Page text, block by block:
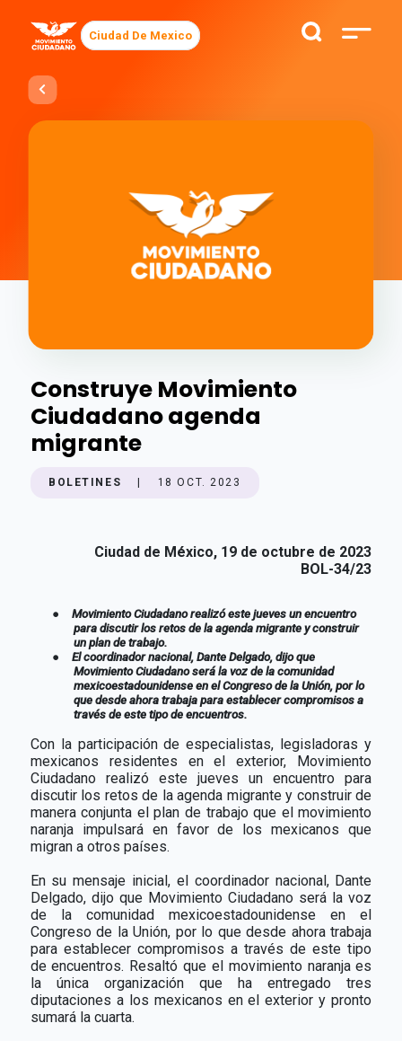
Ciudad De Mexico
Construye Movimiento
Ciudadano agenda
migrante
BOLETINES 18 OCT. 2023
Ciudad de México, 19 de octubre de 2023
BOL-34/23
●
Movimiento Ciudadano realizó este jueves un encuentro
para discutir los retos de la agenda migrante y construir
un plan de trabajo.
●
El coordinador nacional, Dante Delgado, dijo que
Movimiento Ciudadano será la voz de la comunidad
mexicoestadounidense en el Congreso de la Unión, por lo
que desde ahora trabaja para establecer compromisos a
través de este tipo de encuentros.
Con la participación de especialistas, legisladoras y
mexicanos residentes en el exterior, Movimiento
Ciudadano realizó este jueves un encuentro para
discutir los retos de la agenda migrante y construir de
manera conjunta el plan de trabajo que el movimiento
naranja impulsará en favor de los mexicanos que
migran a otros países.
En su mensaje inicial, el coordinador nacional, Dante
Delgado, dijo que Movimiento Ciudadano será la voz
de la comunidad mexicoestadounidense en el
Congreso de la Unión, por lo que desde ahora trabaja
para establecer compromisos a través de este tipo
de encuentros. Resaltó que el movimiento naranja es
la única organización que ha entregado tres
diputaciones a los mexicanos en el exterior y pronto
sumará la cuarta.